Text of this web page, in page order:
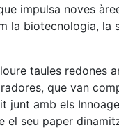
impulsa noves
la biotecnologia, la
taules redones
que van
junt amb els
el seu paper